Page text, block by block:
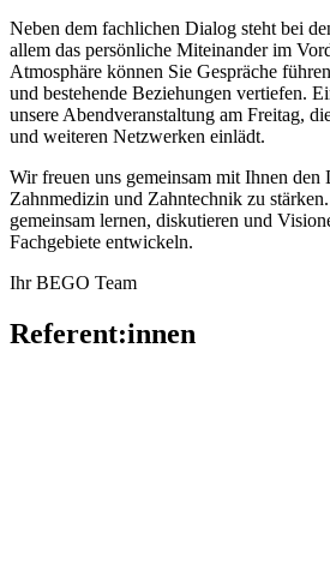
Neben dem fachlichen Dialog steht bei
allem das persönliche Miteinander im
Atmosphäre können Sie Gespräche
und bestehende Beziehungen vertiefen.
unsere Abendveranstaltung am Freitag,
und weiteren Netzwerken einlädt.
Wir freuen uns gemeinsam mit Ihnen den
Zahnmedizin und Zahntechnik zu
gemeinsam lernen, diskutieren und
Fachgebiete entwickeln.
Ihr BEGO Team
Referent:innen